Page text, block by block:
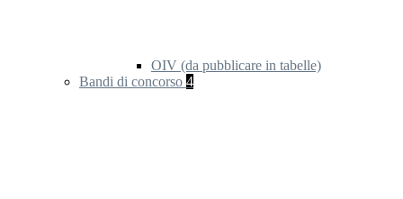
OIV (da pubblicare in tabelle)
Bandi di concorso 4